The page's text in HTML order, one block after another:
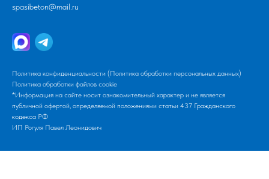
spasibeton@mail.ru
Политика конфиденциальности (Политика обработки персональных данных)
Политика обработки файлов cookie
*Информация на сайте носит ознакомительный характер и не является
публичной офертой, определяемой положениями статьи 437 Гражданского
кодекса РФ
ИП Рогуля Павел Леонидович